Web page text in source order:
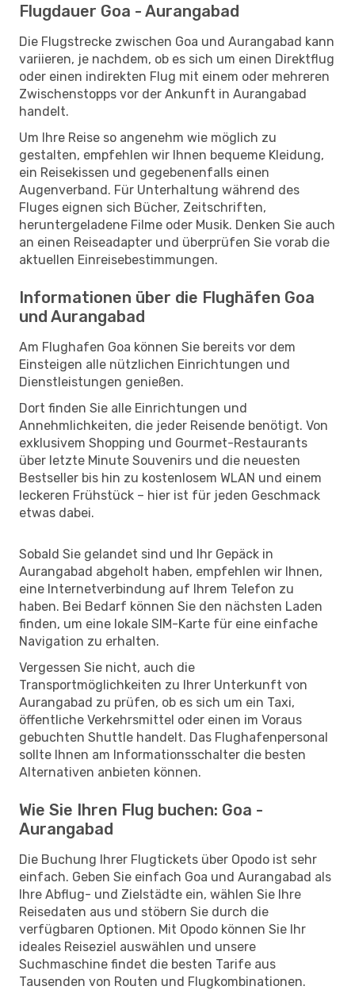
Flugdauer Goa - Aurangabad
Die Flugstrecke zwischen Goa und Aurangabad kann
variieren, je nachdem, ob es sich um einen Direktflug
oder einen indirekten Flug mit einem oder mehreren
Zwischenstopps vor der Ankunft in Aurangabad
handelt.
Um Ihre Reise so angenehm wie möglich zu
gestalten, empfehlen wir Ihnen bequeme Kleidung,
ein Reisekissen und gegebenenfalls einen
Augenverband. Für Unterhaltung während des
Fluges eignen sich Bücher, Zeitschriften,
heruntergeladene Filme oder Musik. Denken Sie auch
an einen Reiseadapter und überprüfen Sie vorab die
aktuellen Einreisebestimmungen.
Informationen über die Flughäfen Goa
und Aurangabad
Am Flughafen Goa können Sie bereits vor dem
Einsteigen alle nützlichen Einrichtungen und
Dienstleistungen genießen.
Dort finden Sie alle Einrichtungen und
Annehmlichkeiten, die jeder Reisende benötigt. Von
exklusivem Shopping und Gourmet-Restaurants
über letzte Minute Souvenirs und die neuesten
Bestseller bis hin zu kostenlosem WLAN und einem
leckeren Frühstück – hier ist für jeden Geschmack
etwas dabei.
Sobald Sie gelandet sind und Ihr Gepäck in
Aurangabad abgeholt haben, empfehlen wir Ihnen,
eine Internetverbindung auf Ihrem Telefon zu
haben. Bei Bedarf können Sie den nächsten Laden
finden, um eine lokale SIM-Karte für eine einfache
Navigation zu erhalten.
Vergessen Sie nicht, auch die
Transportmöglichkeiten zu Ihrer Unterkunft von
Aurangabad zu prüfen, ob es sich um ein Taxi,
öffentliche Verkehrsmittel oder einen im Voraus
gebuchten Shuttle handelt. Das Flughafenpersonal
sollte Ihnen am Informationsschalter die besten
Alternativen anbieten können.
Wie Sie Ihren Flug buchen: Goa -
Aurangabad
Die Buchung Ihrer Flugtickets über Opodo ist sehr
einfach. Geben Sie einfach Goa und Aurangabad als
Ihre Abflug- und Zielstädte ein, wählen Sie Ihre
Reisedaten aus und stöbern Sie durch die
verfügbaren Optionen. Mit Opodo können Sie Ihr
ideales Reiseziel auswählen und unsere
Suchmaschine findet die besten Tarife aus
Tausenden von Routen und Flugkombinationen.